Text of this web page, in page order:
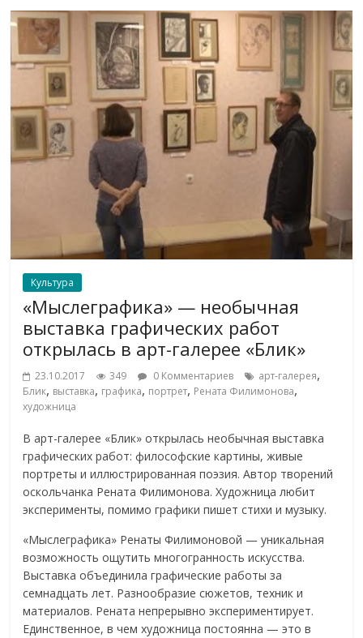
Культура
«Мыслеграфика» — необычная
выставка графических работ
открылась в арт-галерее «Блик»
23.10.2017 349 0 Комментариев арт-галерея,
Блик, выставка, графика, портрет, Рената Филимонова,
художница
В арт-галерее «Блик» открылась необычная выставка
графических работ: философские картины, живые
портреты и иллюстрированная поэзия. Автор творений
оскольчанка Рената Филимонова. Художница любит
эксперименты, помимо графики пишет стихи и музыку.
«Мыслеграфика» Ренаты Филимоновой — уникальная
возможность ощутить многогранность искусства.
Выставка объединила графические работы за
семнадцать лет. Разнообразие сюжетов, техник и
материалов. Рената непрерывно экспериментирует.
Единственное, в чем художница постоянна — это в